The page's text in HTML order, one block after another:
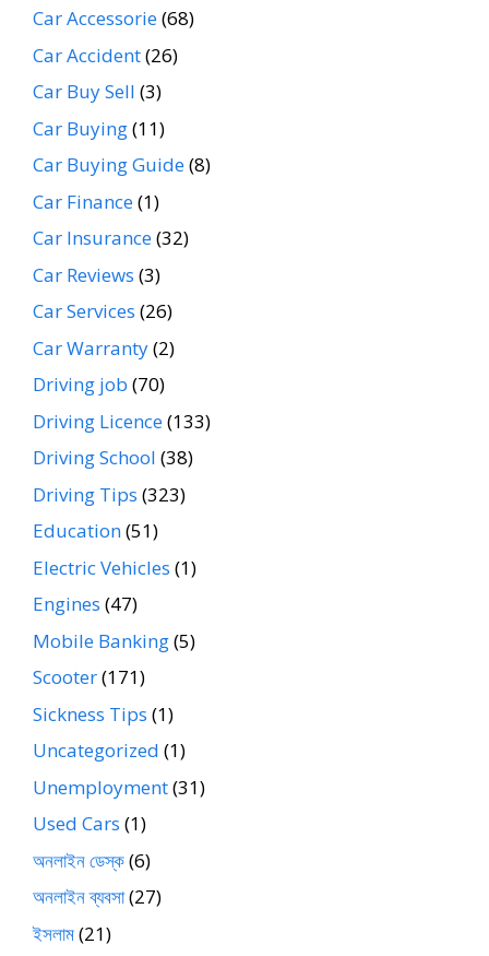
Car Accessorie(68)
Car Accident(26)
Car Buy Sell (3)
Car Buying(11)
Car Buying Guide(8)
Car Finance(1)
Car Insurance(32)
Car Reviews (3)
Car Services (26)
Car Warranty(2)
Driving job (70)
Driving Licence(133)
Driving School (38)
Driving Tips (323)
Education(51)
Electric Vehicles (1)
Engines (47)
Mobile Banking(5)
Scooter(171)
Sickness Tips (1)
Uncategorized (1)
Unemployment(31)
Used Cars (1)
অনলাইন ডেস্ক(6)
অনলাইন ব্যবসা(27)
ইসলাম(21)